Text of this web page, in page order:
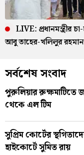
LIVE: প্রধানমন্ত্রীর
আবু তাহের-খলিলুর
সর্বশেষ সংবাদ
পুরুলিয়ার
থেকে এল টিম
সুপ্রিম কোর্টের
হাইকোর্টে সুমিত রায়